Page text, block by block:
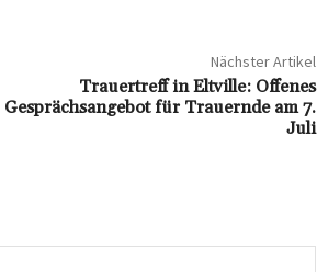
Nächster Artikel
Trauertreff in Eltville: Offenes
Gesprächsangebot für Trauernde am 7.
Juli